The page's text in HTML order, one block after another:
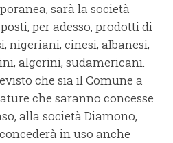
sarà la società
per adesso, prodotti di
nigeriani, cinesi, albanesi,
algerini, sudamericani.
che sia il Comune a
che saranno concesse
alla società Diamono,
in uso anche